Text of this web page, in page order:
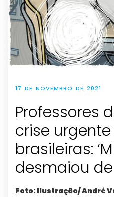
17 DE NOVEMBRO DE 2021
Professores
crise
brasileiras:
desmaiou de
Foto: Ilustração/ André